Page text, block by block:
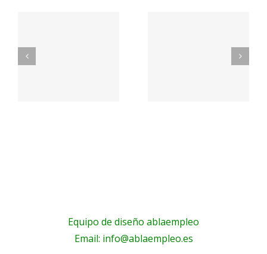
con
Equipo de diseño ablaempleo
Email: info@ablaempleo.es